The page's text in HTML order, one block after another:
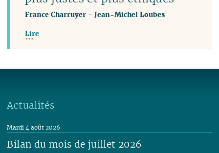
France Charruyer -Jean-Michel Loubes
Lire
Actualités
Bilan du mois de juillet 2026
Mardi 4 août 2026